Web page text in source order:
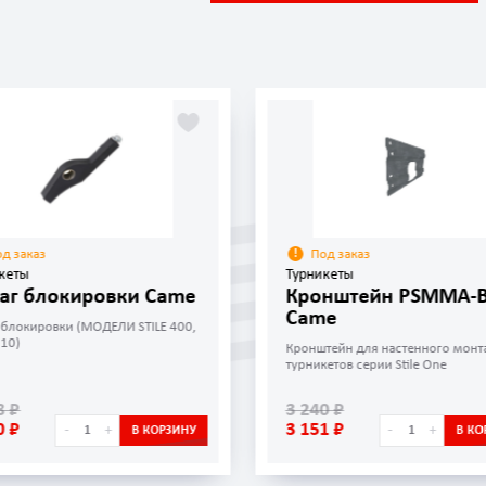
заказ
блокировки Came
(МОДЕЛИ STILE 400,
₽
₽
- + В КОРЗИНУ
Под заказ
Турникеты
Кронштейн PSMMA-
Came
Кронштейн для настенного
турникетов серии Stile One
3 240 ₽
3 151 ₽
- + В